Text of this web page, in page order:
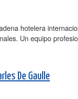
hotelera
Un equipo
De Gaulle